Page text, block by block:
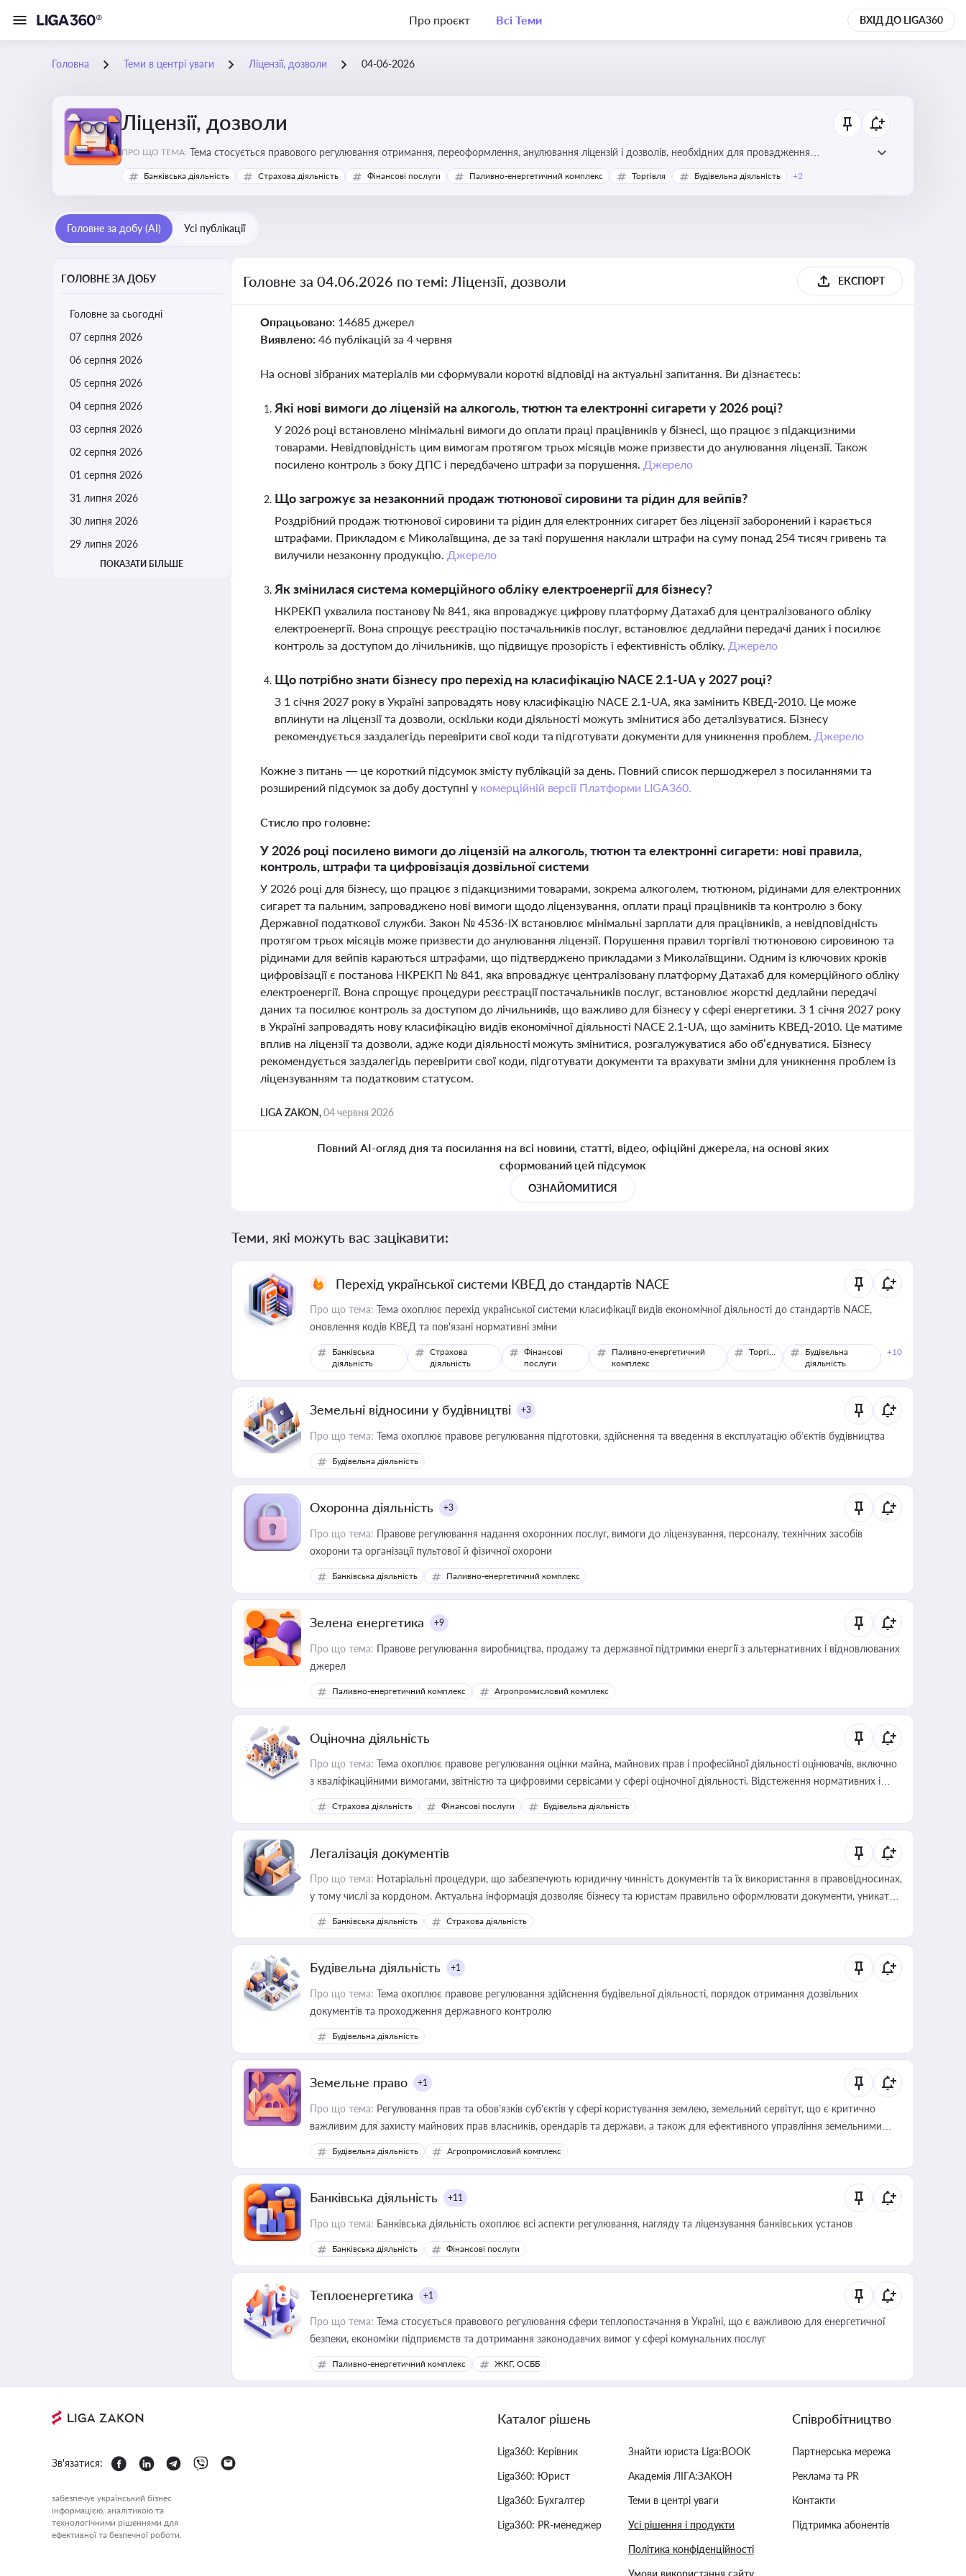
Про проєкт Всі Теми ВХІД ДО LIGA360
Головна Теми в центрі уваги Ліцензії, дозволи 04-06-2026
Ліцензії, дозволи
ПРО ЩО ТЕМА: Тема стосується правового регулювання отримання, переоформлення, анулювання ліцензій і дозволів, необхідних для провадження
господарської діяльності
Банківська діяльність Страхова діяльність Фінансові послуги Паливно-енергетичний комплекс Торгівля Будівельна діяльність +2
Головне за добу (AI) Усі публікації
ГОЛОВНЕ ЗА ДОБУ
Головне за сьогодні
07 серпня 2026
06 серпня 2026
05 серпня 2026
04 серпня 2026
03 серпня 2026
02 серпня 2026
01 серпня 2026
31 липня 2026
30 липня 2026
29 липня 2026
ПОКАЗАТИ БІЛЬШЕ
Головне за 04.06.2026 по темі: Ліцензії, дозволи ЕКСПОРТ
Опрацьовано: 14685 джерел
Виявлено: 46 публікацій за 4 червня
На основі зібраних матеріалів ми сформували короткі відповіді на актуальні запитання. Ви дізнаєтесь:
Які нові вимоги до ліцензій на алкоголь, тютюн та електронні сигарети у 2026 році?
У 2026 році встановлено мінімальні вимоги до оплати праці працівників у бізнесі, що працює з підакцизними
товарами. Невідповідність цим вимогам протягом трьох місяців може призвести до анулювання ліцензії. Також
посилено контроль з боку ДПС і передбачено штрафи за порушення. Джерело
Що загрожує за незаконний продаж тютюнової сировини та рідин для вейпів?
Роздрібний продаж тютюнової сировини та рідин для електронних сигарет без ліцензії заборонений і карається
штрафами. Прикладом є Миколаївщина, де за такі порушення наклали штрафи на суму понад 254 тисяч гривень та
вилучили незаконну продукцію. Джерело
Як змінилася система комерційного обліку електроенергії для бізнесу?
НКРЕКП ухвалила постанову № 841, яка впроваджує цифрову платформу Датахаб для централізованого обліку
електроенергії. Вона спрощує реєстрацію постачальників послуг, встановлює дедлайни передачі даних і посилює
контроль за доступом до лічильників, що підвищує прозорість і ефективність обліку. Джерело
Що потрібно знати бізнесу про перехід на класифікацію NACE 2.1-UA у 2027 році?
З 1 січня 2027 року в Україні запровадять нову класифікацію NACE 2.1-UA, яка замінить КВЕД-2010. Це може
вплинути на ліцензії та дозволи, оскільки коди діяльності можуть змінитися або деталізуватися. Бізнесу
рекомендується заздалегідь перевірити свої коди та підготувати документи для уникнення проблем. Джерело
Кожне з питань — це короткий підсумок змісту публікацій за день. Повний список першоджерел з посиланнями та
розширений підсумок за добу доступні у комерційній версії Платформи LIGA360.
Стисло про головне:
У 2026 році посилено вимоги до ліцензій на алкоголь, тютюн та електронні сигарети: нові правила,
контроль, штрафи та цифровізація дозвільної системи
У 2026 році для бізнесу, що працює з підакцизними товарами, зокрема алкоголем, тютюном, рідинами для електронних
сигарет та пальним, запроваджено нові вимоги щодо ліцензування, оплати праці працівників та контролю з боку
Державної податкової служби. Закон № 4536-IX встановлює мінімальні зарплати для працівників, а невідповідність
протягом трьох місяців може призвести до анулювання ліцензії. Порушення правил торгівлі тютюновою сировиною та
рідинами для вейпів караються штрафами, що підтверджено прикладами з Миколаївщини. Одним із ключових кроків
цифровізації є постанова НКРЕКП № 841, яка впроваджує централізовану платформу Датахаб для комерційного обліку
електроенергії. Вона спрощує процедури реєстрації постачальників послуг, встановлює жорсткі дедлайни передачі
даних та посилює контроль за доступом до лічильників, що важливо для бізнесу у сфері енергетики. З 1 січня 2027 року
в Україні запровадять нову класифікацію видів економічної діяльності NACE 2.1-UA, що замінить КВЕД-2010. Це матиме
вплив на ліцензії та дозволи, адже коди діяльності можуть змінитися, розгалужуватися або об’єднуватися. Бізнесу
рекомендується заздалегідь перевірити свої коди, підготувати документи та врахувати зміни для уникнення проблем із
ліцензуванням та податковим статусом.
LIGA ZAKON,04 червня 2026
Повний AI-огляд дня та посилання на всі новини, статті, відео, офіційні джерела, на основі яких
сформований цей підсумок
ОЗНАЙОМИТИСЯ
Теми, які можуть вас зацікавити:
Перехід української системи КВЕД до стандартів NACE
Про що тема: Тема охоплює перехід української системи класифікації видів економічної діяльності до стандартів NACE,
оновлення кодів КВЕД та пов'язані нормативні зміни
Банківська
діяльність
Страхова
діяльність
Фінансові
послуги
Паливно-енергетичний
комплекс
Торгівля
Будівельна
діяльність
+10
Земельні відносини у будівництві +3
Про що тема: Тема охоплює правове регулювання підготовки, здійснення та введення в експлуатацію об’єктів будівництва
Будівельна діяльність
Охоронна діяльність +3
Про що тема: Правове регулювання надання охоронних послуг, вимоги до ліцензування, персоналу, технічних засобів
охорони та організації пультової й фізичної охорони
Банківська діяльність Паливно-енергетичний комплекс
Зелена енергетика +9
Про що тема: Правове регулювання виробництва, продажу та державної підтримки енергії з альтернативних і відновлюваних
джерел
Паливно-енергетичний комплекс Агропромисловий комплекс
Оціночна діяльність
Про що тема: Тема охоплює правове регулювання оцінки майна, майнових прав і професійної діяльності оцінювачів, включно
з кваліфікаційними вимогами, звітністю та цифровими сервісами у сфері оціночної діяльності. Відстеження нормативних і
медійних змін у цій сфері корисне для власника бізнесу, керівника, юриста або бухгалтера під час оподаткування,
приватизації, оренди державного майна, корпоративних угод і перевірки статусу суб'єктів оціночної діяльності
Страхова діяльність Фінансові послуги Будівельна діяльність
Легалізація документів
Про що тема: Нотаріальні процедури, що забезпечують юридичну чинність документів та їх використання в правовідносинах,
у тому числі за кордоном. Актуальна інформація дозволяє бізнесу та юристам правильно оформлювати документи, уникати
ризиків недійсності та забезпечувати їх належне прийняття органами влади та контрагентами
Банківська діяльність Страхова діяльність
Будівельна діяльність +1
Про що тема: Тема охоплює правове регулювання здійснення будівельної діяльності, порядок отримання дозвільних
документів та проходження державного контролю
Будівельна діяльність
Земельне право +1
Про що тема: Регулювання прав та обов’язків суб’єктів у сфері користування землею, земельний сервітут, що є критично
важливим для захисту майнових прав власників, орендарів та держави, а також для ефективного управління земельними
ресурсами
Будівельна діяльність Агропромисловий комплекс
Банківська діяльність +11
Про що тема: Банківська діяльність охоплює всі аспекти регулювання, нагляду та ліцензування банківських установ
Банківська діяльність Фінансові послуги
Теплоенергетика +1
Про що тема: Тема стосується правового регулювання сфери теплопостачання в Україні, що є важливою для енергетичної
безпеки, економіки підприємств та дотримання законодавчих вимог у сфері комунальних послуг
Паливно-енергетичний комплекс ЖКГ, ОСББ
Зв'язатися:
забезпечує український бізнес
інформацією, аналітикою та
технологічними рішеннями для
ефективної та безпечної роботи.
Каталог рішень
Liga360: Керівник
Liga360: Юрист
Liga360: Бухгалтер
Liga360: PR-менеджер
Знайти юриста Liga:BOOK
Академія ЛІГА:ЗАКОН
Теми в центрі уваги
Усі рішення і продукти
Політика конфіденційності
Умови використання сайту
Співробітництво
Партнерська мережа
Реклама та PR
Контакти
Підтримка абонентів